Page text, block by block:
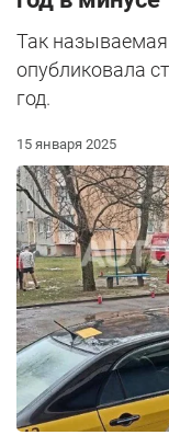
Так
опубликовала
год.
15 января 2025